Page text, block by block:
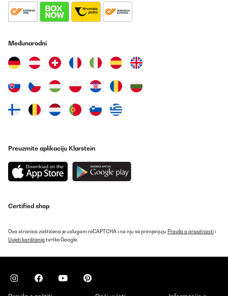
gelangt. Trotz mehrfachem Herunterfallen ist nach über einem
Amazon-Benutzer
Prevedi
bekommt auch was für sein Geld. Ich gebe meinem Sohn öfter
voneinander Luftdicht verschlossen sind, damit nicht alles nach
Wiener schmeckt.Und mein Sohn (fast 3) bekommt die Dose auch
selber auf.Einziger Verbesserungsvorschlag: für den Einsatz
da mal was kaputt mache.
Prevedi
Međunarodni
Preuzmite aplikaciju Klarstein
Certified shop
Ova stranica zaštićena je uslugom reCAPTCHA i na nju se primjenjuju Pravila o privatnostii
Uvjeti korištenja tvrtke Google.